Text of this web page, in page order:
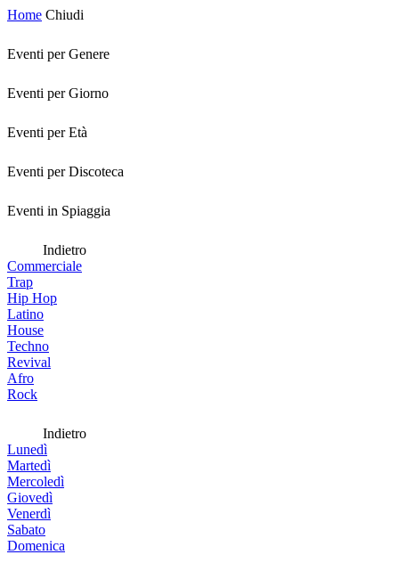
Home Chiudi
Eventi per Genere
Eventi per Giorno
Eventi per Età
Eventi per Discoteca
Eventi in Spiaggia
Indietro
Commerciale
Trap
Hip Hop
Latino
House
Techno
Revival
Afro
Rock
Indietro
Lunedì
Martedì
Mercoledì
Giovedì
Venerdì
Sabato
Domenica